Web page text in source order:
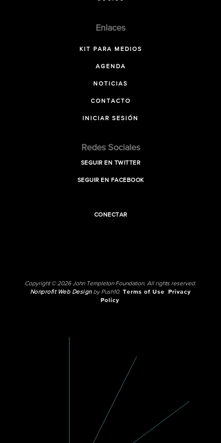
Enlaces
KIT PARA MEDIOS
AGENDA
NOTICIAS
CONTACTO
INICIAR SESIÓN
Redes Sociales
SEGUIR EN TWITTER
SEGUIR EN FACEBOOK
CONECTAR
Copyright © 2026 John Templeton Foundation. All rights reserved.
Nonprofit Web Designby Push10. Terms of Use
Privacy
Policy